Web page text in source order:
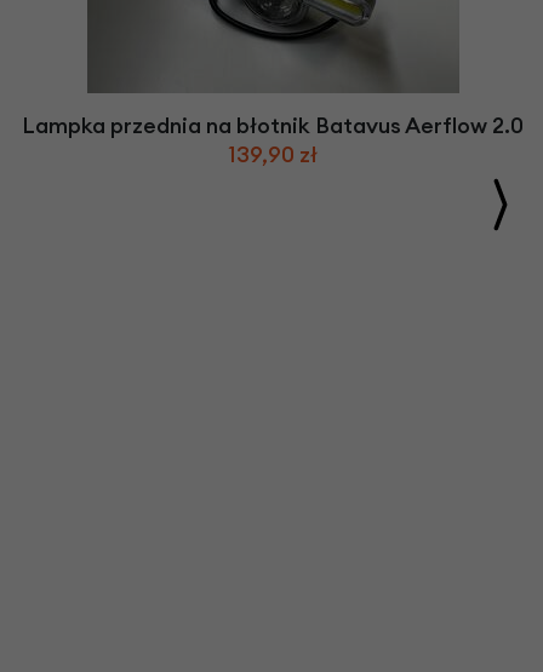
Lampka przednia na błotnik Batavus Aerflow 2.0
139,90 zł